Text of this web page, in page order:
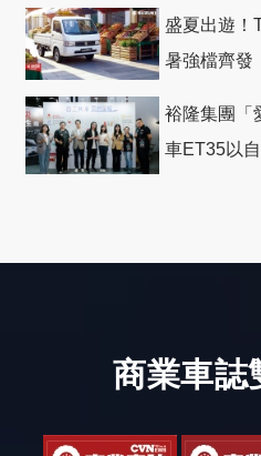
盛夏出遊！
暑強檔齊發
裕隆集團「
車ET35以
商業車誌